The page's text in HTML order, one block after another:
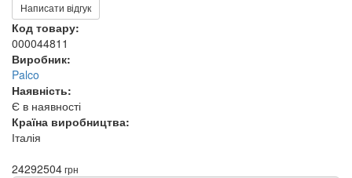
Написати відгук
Код товару:
000044811
Виробник:
Palco
Наявність:
Є в наявності
Країна виробництва:
Італія
24292504грн